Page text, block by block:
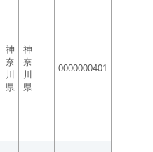
神
奈
川
県
神
奈
川
県
0000000401